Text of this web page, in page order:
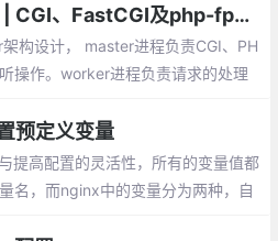
接复制到http块中。
Nginx解析PHP的原理 | CGI、FastCGI及php-fpm的关系
构设计， master进程负责CGI、PH
操作。worker进程负责请求的处理
因之一
预定义变量
提高配置的灵活性，所有的变量值都
名，而nginx中的变量分为两种，自